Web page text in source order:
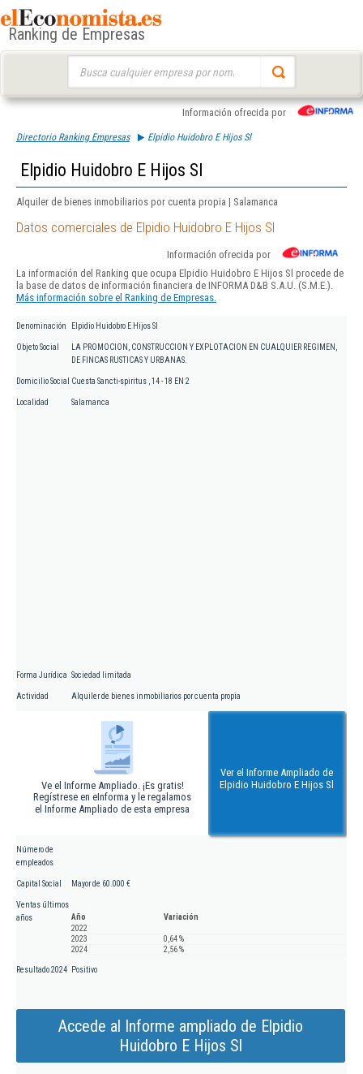
Ranking de Empresas
Información ofrecida por
Directorio Ranking Empresas Elpidio Huidobro E Hijos Sl
Elpidio Huidobro E Hijos Sl
Alquiler de bienes inmobiliarios por cuenta propia | Salamanca
Datos comerciales de Elpidio Huidobro E Hijos Sl
Información ofrecida por
La información del Ranking que ocupa Elpidio Huidobro E Hijos Sl procede de
la base de datos de información financiera de INFORMA D&B S.A.U. (S.M.E.).
Más información sobre el Ranking de Empresas.
Denominación Elpidio Huidobro E Hijos Sl
Objeto Social
LA PROMOCION, CONSTRUCCION Y EXPLOTACION EN CUALQUIER REGIMEN,
DE FINCAS RUSTICAS Y URBANAS.
Domicilio Social Cuesta Sancti-spiritus , 14 - 18 EN 2
Localidad Salamanca
Forma Jurídica Sociedad limitada
Actividad Alquiler de bienes inmobiliarios por cuenta propia
Ve el Informe Ampliado. ¡Es gratis!
Regístrese en eInforma y le regalamos
el Informe Ampliado de esta empresa
Ver el Informe Ampliado de
Elpidio Huidobro E Hijos Sl
Número de
empleados
Capital Social Mayor de 60.000 €
Ventas últimos
años
Año
Variación
2022
2023
0,64 %
2024
2,56 %
Resultado 2024 Positivo
Accede al Informe ampliado de Elpidio
Huidobro E Hijos Sl